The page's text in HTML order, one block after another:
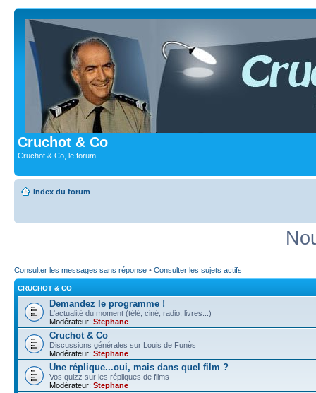
Cruchot & Co
Cruchot & Co, le forum
Index du forum
Consulter les messages sans réponse • Consulter les sujets actifs
CRUCHOT & CO
Demandez le programme !
L'actualité du moment (télé, ciné, radio, livres...)
Modérateur: Stephane
Cruchot & Co
Discussions générales sur Louis de Funès
Modérateur: Stephane
Une réplique...oui, mais dans quel film ?
Vos quizz sur les répliques de films
Modérateur: Stephane